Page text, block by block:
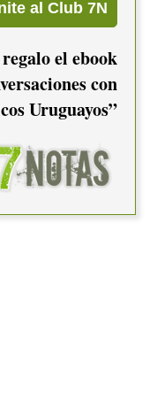
el ebook
con
Uruguayos”